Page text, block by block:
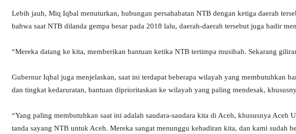
Lebih jauh, Miq Iqbal menuturkan, hubungan persahabatan NTB dengan ketiga daerah
bahwa saat NTB dilanda gempa besar pada 2018 lalu, daerah-daerah tersebut juga hadir
“Mereka datang ke kita, memberikan bantuan ketika NTB tertimpa musibah. Sekarang
Gubernur Iqbal juga menjelaskan, saat ini terdapat beberapa wilayah yang membutuhkan
dan tingkat kedaruratan, bantuan diprioritaskan ke wilayah yang paling mendesak,
“Yang paling membutuhkan saat ini adalah saudara-saudara kita di Aceh, khususnya Aceh
tanda sayang NTB untuk Aceh. Mereka sangat menunggu kehadiran kita, dan kami sudah